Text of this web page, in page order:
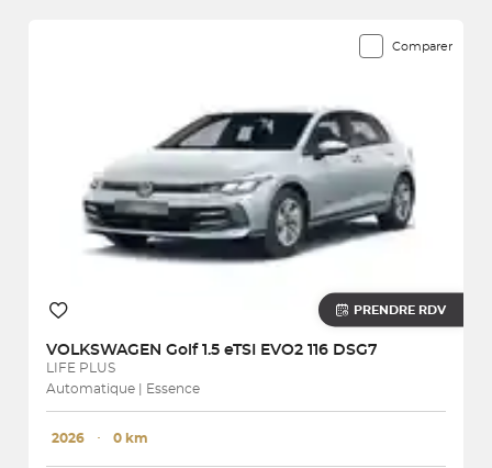
Comparer
PRENDRE RDV
VOLKSWAGEN Golf 1.5 eTSI EVO2 116 DSG7
LIFE PLUS
Automatique | Essence
2026 ･ 0 km